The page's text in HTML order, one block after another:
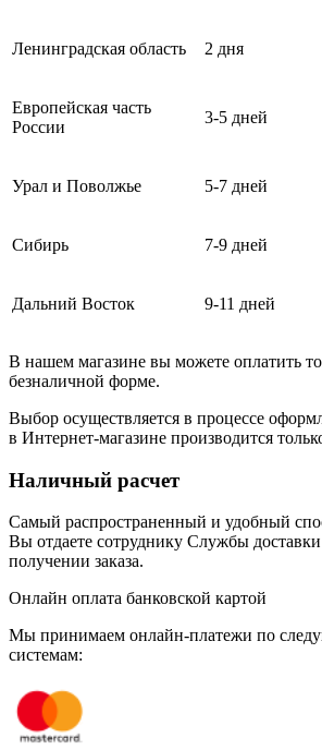
Ленинградская область 2 дня
Европейская часть
России
3-5 дней
Урал и Поволжье 5-7 дней
Сибирь 7-9 дней
Дальний Восток 9-11 дней
В нашем магазине вы можете оплатить
безналичной форме.
Выбор осуществляется в процессе
в Интернет-магазине производится
Наличный расчет
Самый распространенный и удобный
Вы отдаете сотруднику Службы
получении заказа.
Онлайн оплата банковской картой
Мы принимаем онлайн-платежи по
системам: